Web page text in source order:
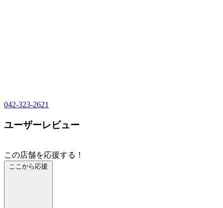
042-323-2621
ユーザーレビュー
この店舗を応援する！
ここから応援